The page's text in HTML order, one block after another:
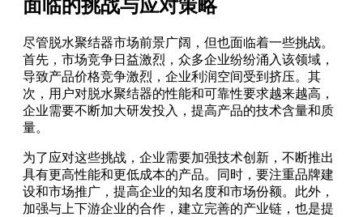
面临的挑战与应对策略
尽管脱水聚结器市场前景广阔，但也面临着一些挑战。
首先，市场竞争日益激烈，众多企业纷纷涌入该领域，
导致产品价格竞争激烈，企业利润空间受到挤压。其
次，用户对脱水聚结器的性能和可靠性要求越来越高，
企业需要不断加大研发投入，提高产品的技术含量和质
量。
为了应对这些挑战，企业需要加强技术创新，不断推出
具有更高性能和更低成本的产品。同时，要注重品牌建
设和市场推广，提高企业的知名度和市场份额。此外，
加强与上下游企业的合作，建立完善的产业链，也是提